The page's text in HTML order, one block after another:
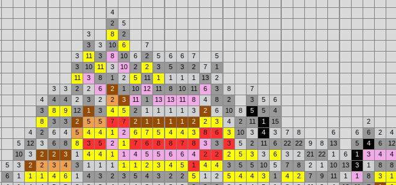
4
2
5
3
8
2
3
3 10 6
7
3
11 3 8 10 6 2 5 6 6 7
5
3
10 11 3 10 2 2 3 5 3 2 7
1
11
3 8 1 2 5 11 1 1 1 1 13
2
3
3 2 2 6 2 1 10 12 11 8 10 11 6 3 8
7
4
4 4 2 3 2 2 3 11 1 13 13 11 8 4 8 2 3 5
6
3
8 9 12 1 3 4 5 2 1 1 1 1 3 2 6 10 8 5 5
4
8
3 3 2 5 5 7 7 2 1 1 1 1 2 2 3 4 2 11 1 15
2
4
2 6 4 5 4 4 1 2 6 7 5 4 4 3 8 6 3 10 3 4 3 7 8 6 6 6 2
4
5
12 3 6 8 8 3 5 2 1 7 6 8 8 7 8 3 3 3 5 2 11 6 22 22 9 8 13 5 4 6
12
10
3 2 2 3 1 4 4 1 1 4 5 5 6 6 4 2 2 2 5 3 3 6 3 2 21 22 1 6 1 3 4
4
5
3 2 2 3 4 3 1 1 1 1 1 2 3 4 5 1 4 4 3 5 5 10 5 7 8 2 1 10 13 3 1 8
8
6
1 1 1 4 6 1 4 3 2 3 5 4 3 2 2 5 1 2 5 4 4 3 1 4 2 7 9 11 1 1 8 3
1